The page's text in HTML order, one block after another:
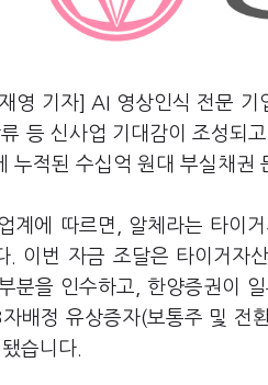
영 기자] AI 영상인식 전문
등 신사업 기대감이 조성되
누적된 수십억 원대 부실채권
계에 따르면, 알체라는 타이
. 이번 자금 조달은 타이거자
분을 인수하고, 한양증권이
배정 유상증자(보통주 및
습니다.